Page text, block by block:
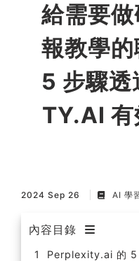
職場思維與工作術
記法
職場思維與工作術
分析與解決 x AI 視
給需要
報教學的
5 步驟透
TY.AI 有
2024 Sep 26 AI 學
內容目錄
Perplexity.ai 的 5